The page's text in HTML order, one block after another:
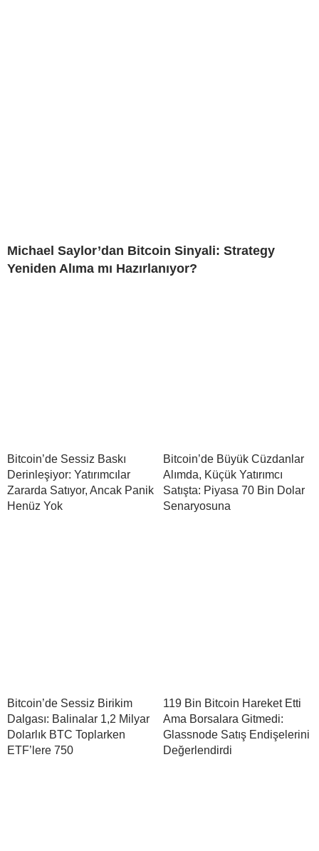
Michael Saylor’dan Bitcoin Sinyali: Strategy
Yeniden Alıma mı Hazırlanıyor?
Bitcoin’de Sessiz Baskı
Derinleşiyor: Yatırımcılar
Zararda Satıyor, Ancak Panik
Henüz Yok
Bitcoin’de Büyük Cüzdanlar
Alımda, Küçük Yatırımcı
Satışta: Piyasa 70 Bin Dolar
Senaryosuna
Bitcoin’de Sessiz Birikim
Dalgası: Balinalar 1,2 Milyar
Dolarlık BTC Toplarken
ETF’lere 750
119 Bin Bitcoin Hareket Etti
Ama Borsalara Gitmedi:
Glassnode Satış Endişelerini
Değerlendirdi